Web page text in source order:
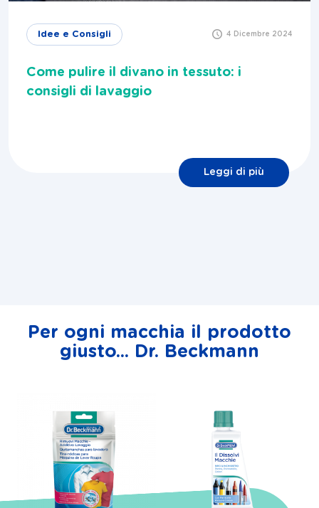
Idee e Consigli 4 Dicembre 2024
Come pulire il divano in tessuto: i
consigli di lavaggio
Leggi di più
Per ogni macchia il prodotto
giusto... Dr. Beckmann